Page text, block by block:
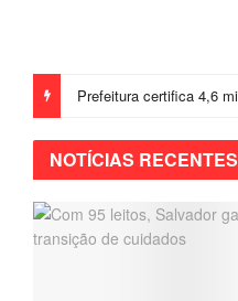
NOTÍCIAS RECENTES